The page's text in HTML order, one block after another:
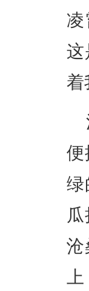
这
着
便
绿
沧